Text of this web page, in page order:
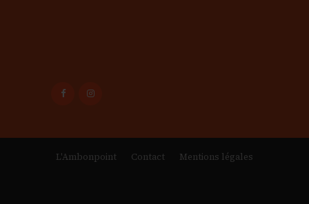
L'Ambonpoint Contact Mentions légales